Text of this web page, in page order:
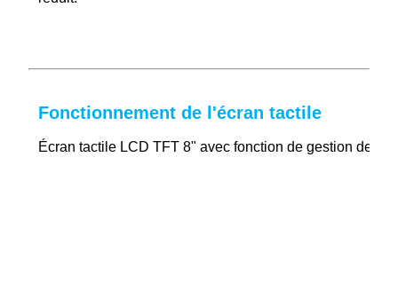
Fonctionnement de l'écran tactile
Écran tactile LCD TFT 8" avec fonction de gestion des